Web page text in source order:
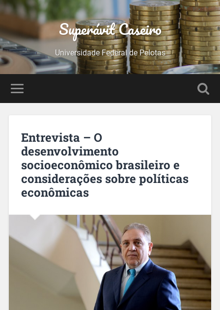
Superávit Caseiro
Universidade Federal de Pelotas
Entrevista – O
desenvolvimento
socioeconômico brasileiro e
considerações sobre políticas
econômicas